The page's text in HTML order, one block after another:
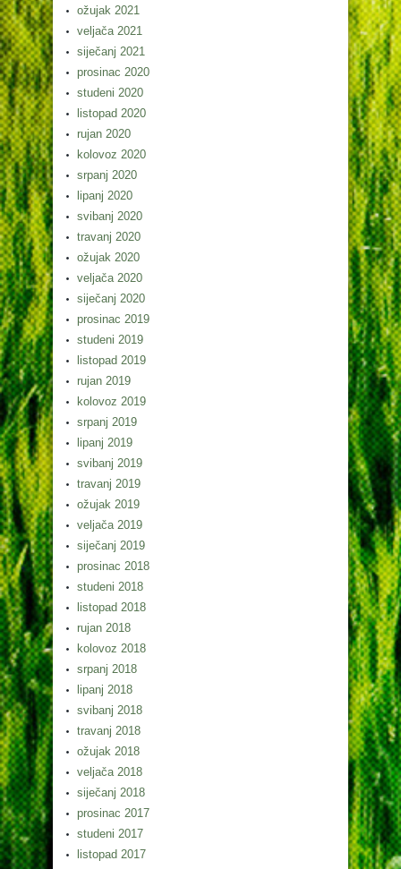
ožujak 2021
veljača 2021
siječanj 2021
prosinac 2020
studeni 2020
listopad 2020
rujan 2020
kolovoz 2020
srpanj 2020
lipanj 2020
svibanj 2020
travanj 2020
ožujak 2020
veljača 2020
siječanj 2020
prosinac 2019
studeni 2019
listopad 2019
rujan 2019
kolovoz 2019
srpanj 2019
lipanj 2019
svibanj 2019
travanj 2019
ožujak 2019
veljača 2019
siječanj 2019
prosinac 2018
studeni 2018
listopad 2018
rujan 2018
kolovoz 2018
srpanj 2018
lipanj 2018
svibanj 2018
travanj 2018
ožujak 2018
veljača 2018
siječanj 2018
prosinac 2017
studeni 2017
listopad 2017